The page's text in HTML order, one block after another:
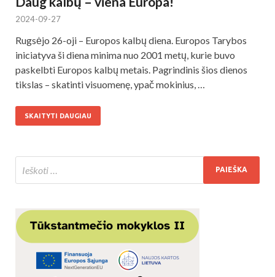
2024-09-27
Rugsėjo 26-oji – Europos kalbų diena. Europos Tarybos
iniciatyva ši diena minima nuo 2001 metų, kurie buvo
paskelbti Europos kalbų metais. Pagrindinis šios dienos
tikslas – skatinti visuomenę, ypač mokinius, …
SKAITYTI DAUGIAU